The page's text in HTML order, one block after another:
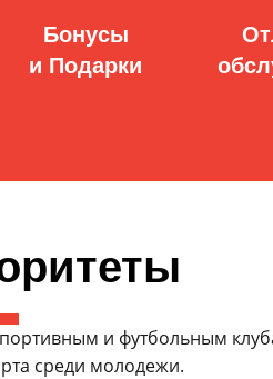
Бонусы
и Подарки
и футбольным
среди молодежи.